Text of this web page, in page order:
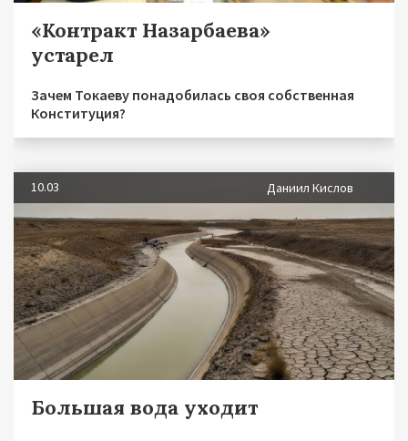
«Контракт Назарбаева»
устарел
Зачем Токаеву понадобилась своя собственная
Конституция?
10.03 Даниил Кислов
Большая вода уходит